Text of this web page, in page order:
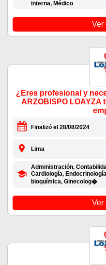
interna, Médico
Ver
¿Eres profesional y
ARZOBISPO LOAYZA
Finalizó el 28/08/2024
Lima
Administración,
Cardiología,
bioquímica, Ginecolog�
Ver